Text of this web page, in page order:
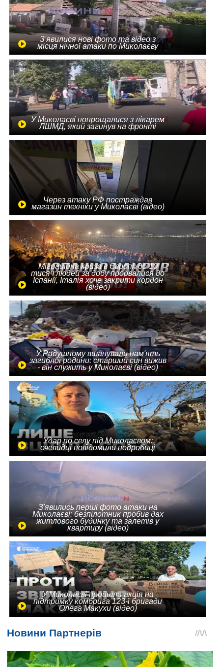
З'явилися нові фото та відео з
місця нічної атаки по Миколаєву
У Миколаєві попрощалися з лікарем
ЛШМД, який загинув на фронті
Через атаку РФ постраждав
магазин техніки у Миколаєві (відео)
Міграційна криза в Європі: до 10
тисяч людей за добу прорвалися до
Іспанії, Італія хоче закрити кордон
(відео)
У Радушному вшанували пам'ять
загиблої родини: старший син вижив
- він служить у Миколаєві (відео)
Удар по селу під Миколаєвом:
очевидці повідомили подробиці
З'явились перші фото атаки на
Миколаєві: безпілотник пробив дах
житлового будинку та залетів у
квартиру (відео)
У Миколаєві пройшла акція на
підтримку комбрига 123-ї бригади
Олега Макухи (відео)